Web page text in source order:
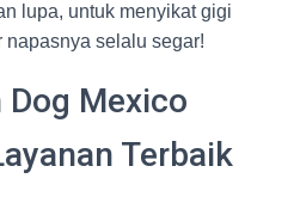
lupa, untuk menyikat gigi
selalu segar!
Dog Mexico
Terbaik